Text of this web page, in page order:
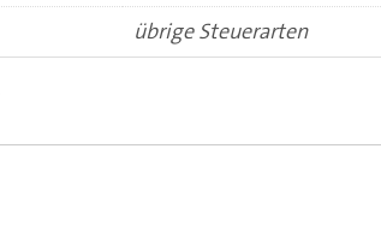
übrige Steuerarten